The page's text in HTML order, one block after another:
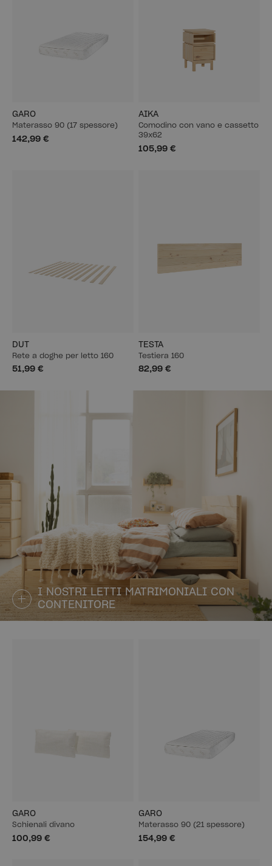
GARO
Materasso 90 (17 spessore)
142,99 €
AIKA
Comodino con vano e cassetto
39x62
105,99 €
DUT
Rete a doghe per letto 160
51,99 €
TESTA
Testiera 160
82,99 €
I NOSTRI LETTI MATRIMONIALI CON
CONTENITORE
GARO
Schienali divano
100,99 €
GARO
Materasso 90 (21 spessore)
154,99 €